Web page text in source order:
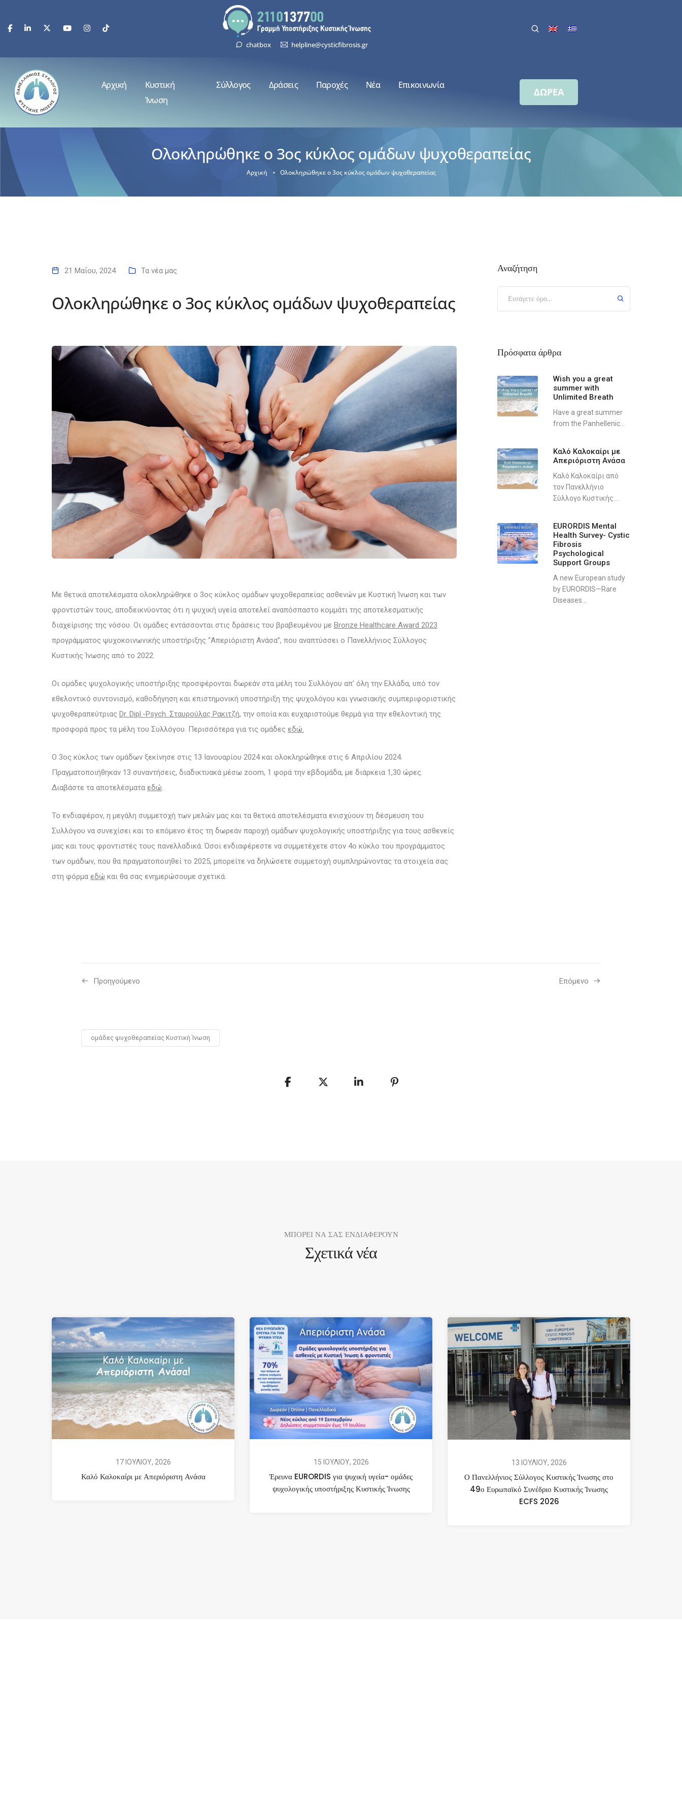
chatbox helpline@cysticfibrosis.gr
Αρχική
Κυστική
Ίνωση
Σύλλογος Δράσεις Παροχές Νέα Επικοινωνία
ΔΩΡΕΑ
Ολοκληρώθηκε ο 3ος κύκλος ομάδων ψυχοθεραπείας
Αρχική Ολοκληρώθηκε ο 3ος κύκλος ομάδων ψυχοθεραπείας
21 Μαΐου, 2024 Τα νέα μας
Ολοκληρώθηκε ο 3ος κύκλος ομάδων ψυχοθεραπείας
Με θετικά αποτελέσματα ολοκληρώθηκε ο 3ος κύκλος ομάδων ψυχοθεραπείας ασθενών με Κυστική Ίνωση και των
φροντιστών τους, αποδεικνύοντας ότι η ψυχική υγεία αποτελεί αναπόσπαστο κομμάτι της αποτελεσματικής
διαχείρισης της νόσου. Οι ομάδες εντάσσονται στις δράσεις του βραβευμένου με Bronze Healthcare Award 2023
προγράμματος ψυχοκοινωνικής υποστήριξης “Απεριόριστη Ανάσα”, που αναπτύσσει ο Πανελλήνιος Σύλλογος
Κυστικής Ίνωσης από το 2022.
Οι ομάδες ψυχολογικής υποστήριξης προσφέρονται δωρεάν στα μέλη του Συλλόγου απ’ όλη την Ελλάδα, υπό τον
εθελοντικό συντονισμό, καθοδήγηση και επιστημονική υποστήριξη της ψυχολόγου και γνωσιακής συμπεριφοριστικής
ψυχοθεραπεύτριας Dr. Dipl.-Psych. Σταυρούλας Ρακιτζή, την οποία και ευχαριστούμε θερμά για την εθελοντική της
προσφορά προς τα μέλη του Συλλόγου. Περισσότερα για τις ομάδες εδώ.
Ο 3ος κύκλος των ομάδων ξεκίνησε στις 13 Ιανουαρίου 2024 και ολοκληρώθηκε στις 6 Απριλίου 2024.
Πραγματοποιήθηκαν 13 συναντήσεις, διαδικτυακά μέσω zoom, 1 φορά την εβδομάδα, με διάρκεια 1,30 ώρες.
Διαβάστε τα αποτελέσματα εδώ.
Το ενδιαφέρον, η μεγάλη συμμετοχή των μελών μας και τα θετικά αποτελέσματα ενισχύουν τη δέσμευση του
Συλλόγου να συνεχίσει και το επόμενο έτος τη δωρεάν παροχή ομάδων ψυχολογικής υποστήριξης για τους ασθενείς
μας και τους φροντιστές τους πανελλαδικά. Όσοι ενδιαφέρεστε να συμμετέχετε στον 4ο κύκλο του προγράμματος
των ομάδων, που θα πραγματοποιηθεί το 2025, μπορείτε να δηλώσετε συμμετοχή συμπληρώνοντας τα στοιχεία σας
στη φόρμα εδώ και θα σας ενημερώσουμε σχετικά.
Αναζήτηση
Πρόσφατα άρθρα
Wish you a great
summer with
Unlimited Breath
Have a great summer
from the Panhellenic...
Καλό Καλοκαίρι με
Απεριόριστη Ανάσα
Καλό Καλοκαίρι από
τον Πανελλήνιο
Σύλλογο Κυστικής...
EURORDIS Mental
Health Survey- Cystic
Fibrosis
Psychological
Support Groups
A new European study
by EURORDIS—Rare
Diseases...
Προηγούμενo Επόμενο
ομάδες ψυχοθεραπείας Κυστική Ίνωση
ΜΠΟΡΕΙ ΝΑ ΣΑΣ ΕΝΔΙΑΦΕΡΟΥΝ
Σχετικά νέα
17 ΙΟΥΛΙΟΥ, 2026
Καλό Καλοκαίρι με Απεριόριστη Ανάσα
15 ΙΟΥΛΙΟΥ, 2026
Έρευνα EURORDIS για ψυχική υγεία- ομάδες
ψυχολογικής υποστήριξης Κυστικής Ίνωσης
13 ΙΟΥΛΙΟΥ, 2026
Ο Πανελλήνιος Σύλλογος Κυστικής Ίνωσης στο
49ο Ευρωπαϊκό Συνέδριο Κυστικής Ίνωσης
ECFS 2026